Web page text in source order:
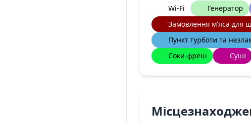
Wi-Fi Генератор
Замовлення м'яса для
Пункт турботи та
Соки-фреш
Суші